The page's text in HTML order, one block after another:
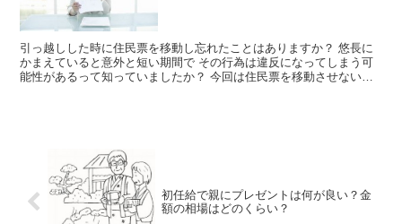
引っ越しした時に住民票を移動し忘れたことはありますか？ 悠長に
かまえていると意外と短い期間で その行為は違反になってしまう可
能性があるって知っていましたか？ 今回は住民票を移動させない
初任給で親にプレゼントは何が良い？金
額の相場はどのくらい？